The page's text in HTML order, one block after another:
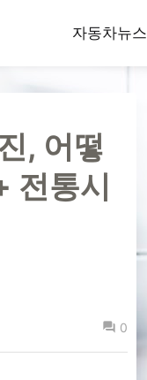
자동차뉴스
, 어떻
전통시
0